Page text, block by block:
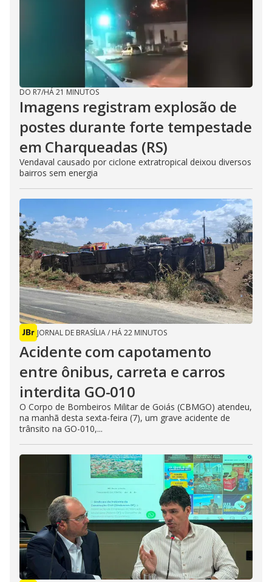
DO R7/HÁ 21 MINUTOS
Imagens registram explosão de
postes durante forte tempestade
em Charqueadas (RS)
Vendaval causado por ciclone extratropical deixou diversos
bairros sem energia
JORNAL DE BRASÍLIA/ HÁ 22 MINUTOS
Acidente com capotamento
entre ônibus, carreta e carros
interdita GO-010
O Corpo de Bombeiros Militar de Goiás (CBMGO) atendeu,
na manhã desta sexta-feira (7), um grave acidente de
trânsito na GO-010,...